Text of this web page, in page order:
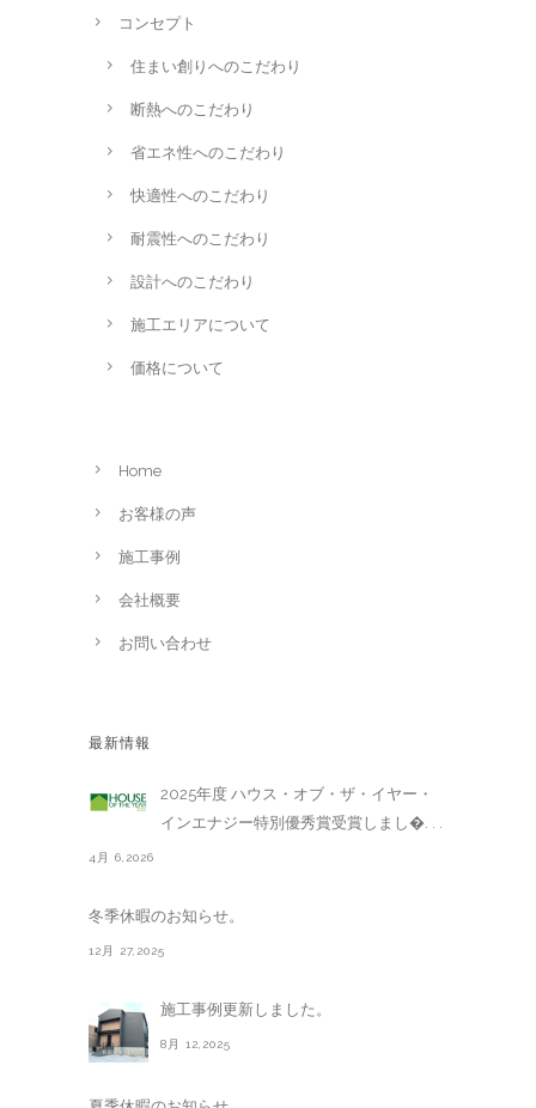
コンセプト
住まい創りへのこだわり
断熱へのこだわり
省エネ性へのこだわり
快適性へのこだわり
耐震性へのこだわり
設計へのこだわり
施工エリアについて
価格について
Home
お客様の声
施工事例
会社概要
お問い合わせ
最新情報
2025年度 ハウス・オブ・ザ・イヤー・
インエナジー特別優秀賞受賞しまし�. . .
4月 6,2026
冬季休暇のお知らせ。
12月 27,2025
施工事例更新しました。
8月 12,2025